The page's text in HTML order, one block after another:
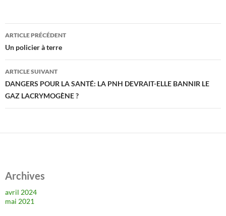
Navigation
des
articles
ARTICLE PRÉCÉDENT
Un policier à terre
ARTICLE SUIVANT
DANGERS POUR LA SANTÉ: LA PNH DEVRAIT-ELLE BANNIR LE
GAZ LACRYMOGÈNE ?
Archives
avril 2024
mai 2021